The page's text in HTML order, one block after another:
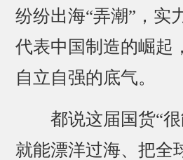
纷纷出海“弄潮”，实
代表中国制造的崛起
自立自强的底气。
都说这届国货“很
就能漂洋过海、把全